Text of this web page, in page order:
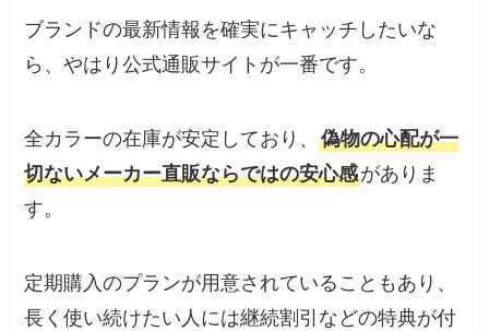
ブランドの最新情報を確実にキャッチしたいな
ら、やはり公式通販サイトが一番です。
全カラーの在庫が安定しており、偽物の心配が一
切ないメーカー直販ならではの安心感がありま
す。
定期購入のプランが用意されていることもあり、
長く使い続けたい人には継続割引などの特典が付